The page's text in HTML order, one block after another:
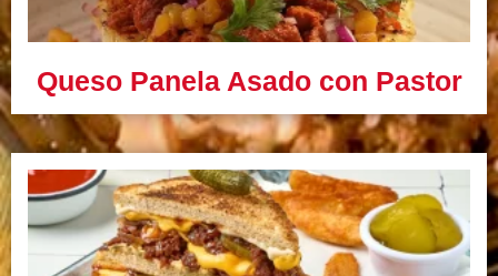
Queso Panela Asado con Pastor